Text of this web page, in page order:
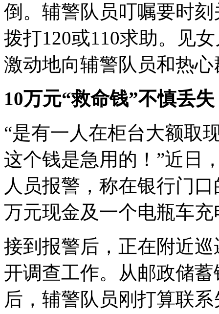
倒。辅警队员叮嘱要时
拨打120或110求助。见
激动地向辅警队员和热
10万元“救命钱”不慎丢
“是有一人在柜台大额取
这个钱是急用的！”近日
人员报警，称在银行门
万元现金及一个电瓶车
接到报警后，正在附近
开调查工作。从邮政储
后，辅警队员刚打算联